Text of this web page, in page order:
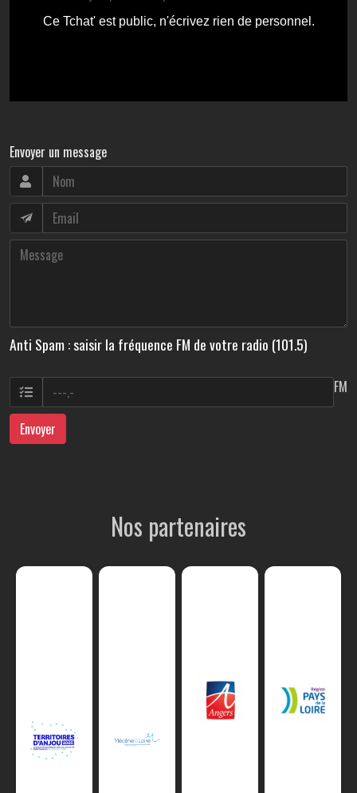
Envoyer un message
Anti Spam : saisir la fréquence FM de votre radio (101.5)
FM
Envoyer
Nos partenaires